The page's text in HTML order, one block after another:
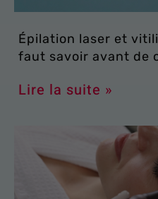
Épilation laser et
faut savoir avant de
Lire la suite »